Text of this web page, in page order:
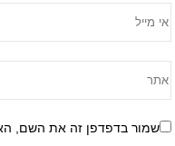
שמור בדפדפן זה את השם,